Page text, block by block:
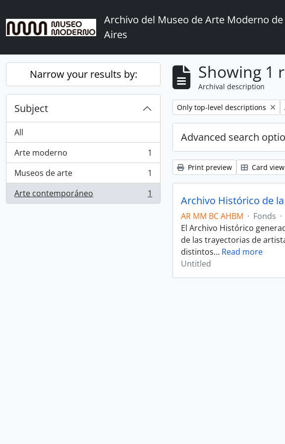
Archivo del Museo de Arte Moderno
Aires
Narrow your results by:
Subject
All
Arte moderno
, 1 results
1
Museos de arte
, 1 results
1
Arte contemporáneo
, 1 results 1
Showing 1
Archival description
Remove filter:
Only top-level descriptions
Advanced search
Print preview Card view
Archivo Histórico de
AR MM BC AHBM · Fonds ·
El Archivo Histórico
de las trayectorias de
distintos… Read more
Untitled